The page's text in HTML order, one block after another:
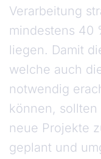
Verarbeitung
mindestens 40
liegen. Damit
welche auch
notwendig
können,
neue Projekte
geplant und